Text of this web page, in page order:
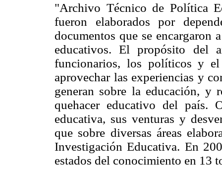
"Archivo Técnico de Política
fueron elaborados por
documentos que se encargaron
educativos. El propósito del
funcionarios, los políticos y
aprovechar las experiencias y
generan sobre la educación, y
quehacer educativo del país.
educativa, sus venturas y
que sobre diversas áreas
Investigación Educativa. En
estados del conocimiento en 13